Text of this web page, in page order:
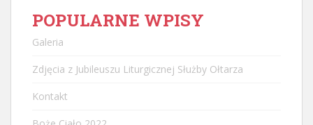
POPULARNE WPISY
Galeria
Zdjęcia z Jubileuszu Liturgicznej Służby Ołtarza
Kontakt